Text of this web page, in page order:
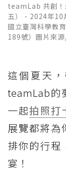
teamLab 共創！
五） - 2024年10
國立臺灣科學教
189號）圖片來
這個夏天
teamLab的
一起拍照打
展覽都將為
排你的行程
宴！